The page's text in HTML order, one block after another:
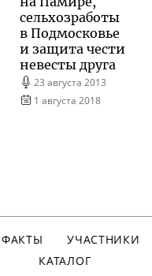
сельхозработы
в Подмосковье
и защита чести
невесты друга
23 августа 2013
1 августа 2018
УЧАСТНИКИ
КАТАЛОГ